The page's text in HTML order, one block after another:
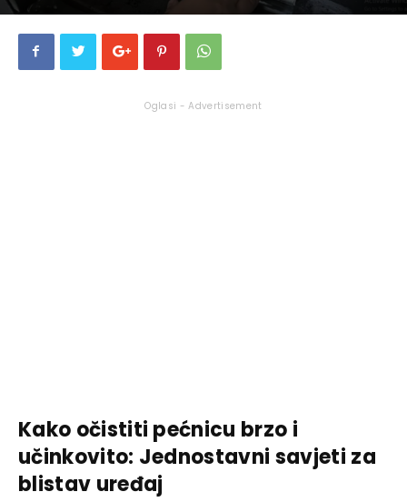
Oglasi - Advertisement
Kako očistiti pećnicu brzo i
učinkovito: Jednostavni savjeti za
blistav uređaj